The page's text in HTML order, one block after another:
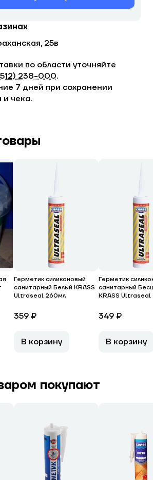
по области уточняйте
238−000.
7 дней при сохранении
и чека.
25в
Герметик силиконовый
санитарный Белый KRASS
Ultraseal 260мл
359 ₽
В корзину
Герметик
санитарный
KRASS
349 ₽
В корзину
покупают